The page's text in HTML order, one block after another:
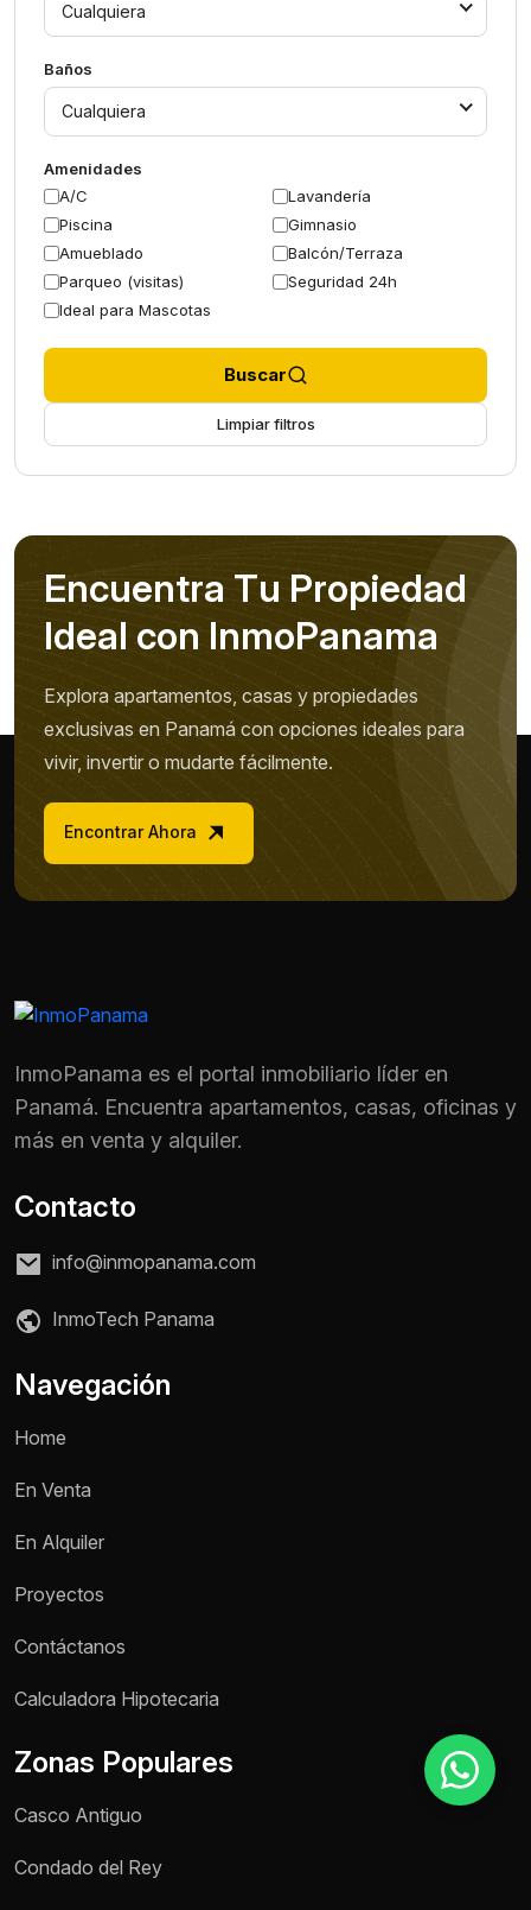
Teléfono / WhatsApp *
Cualquiera
Baños
Cualquiera
Amenidades
A/C
Lavandería
Piscina
Gimnasio
Amueblado
Balcón/Terraza
Parqueo (visitas)
Seguridad 24h
Ideal para Mascotas
Buscar
Limpiar filtros
Encuentra Tu Propiedad
Ideal con InmoPanama
Explora apartamentos, casas y propiedades
exclusivas en Panamá con opciones ideales para
vivir, invertir o mudarte fácilmente.
Encontrar Ahora
InmoPanama es el portal inmobiliario líder en
Panamá. Encuentra apartamentos, casas, oficinas y
más en venta y alquiler.
Contacto
info@inmopanama.com
InmoTech Panama
Navegación
Home
En Venta
En Alquiler
Proyectos
Contáctanos
Calculadora Hipotecaria
Zonas Populares
Casco Antiguo
Condado del Rey